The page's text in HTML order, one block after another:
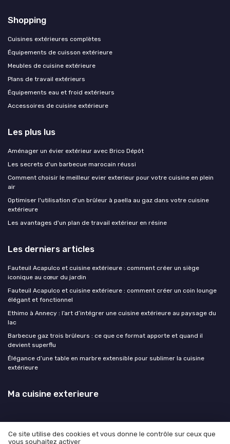
Shopping
Cuisines extérieures complètes
Équipements de cuisson extérieure
Meubles de cuisine extérieure
Plans de travail extérieurs
Équipements eau et froid extérieurs
Accessoires de cuisine extérieure
Les plus lus
Aménager un évier extérieur avec Brico Dépôt
Les secrets d'un barbecue marocain réussi
Comment choisir le meilleur evier exterieur pour votre cuisine en plein
air
Optimiser l'utilisation d'un brûleur à paella au gaz dans votre cuisine
extérieure
Les avantages d'un plan de travail extérieur en résine
Les derniers articles
Fauteuil Acapulco et cuisine extérieure : comment créer un siège
iconique au cœur du jardin
Fauteuil Acapulco et cuisine extérieure : comment créer un coin lounge
élégant et fonctionnel
Ethimo à Annecy : l’art d’intégrer une cuisine extérieure au paysage du
lac
Barbecue gaz trois brûleurs : ce que ce format apporte et quand il
devient superflu
Élégance d’une table en marbre extensible pour sublimer la cuisine
extérieure
Ma cuisine exterieure
Ce site utilise des cookies et vous donne le contrôle sur ceux que
vous souhaitez activer